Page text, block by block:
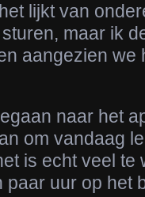
lijkt van
maar ik
aangezien we
naar het
om vandaag
is echt veel te
paar uur op het